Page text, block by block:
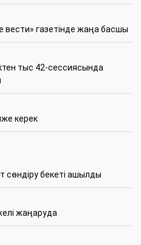
газетінде жаңа басшы
тыс 42-сессиясында
керек
сөндіру бекеті ашылды
жаңаруда